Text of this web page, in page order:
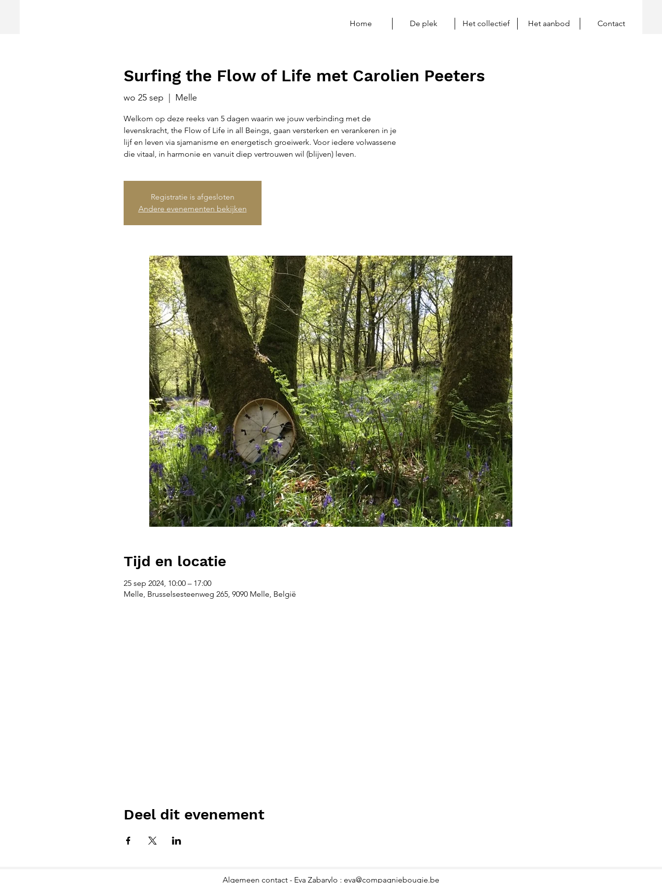
Home De plek Het collectief Het aanbod Contact
Surfing the Flow of Life met Carolien Peeters
wo 25 sep Melle
Welkom op deze reeks van 5 dagen waarin we jouw verbinding met de
levenskracht, the Flow of Life in all Beings, gaan versterken en verankeren in je
lijf en leven via sjamanisme en energetisch groeiwerk. Voor iedere volwassene
die vitaal, in harmonie en vanuit diep vertrouwen wil (blijven) leven.
Registratie is afgesloten
Andere evenementen bekijken
Tijd en locatie
25 sep 2024, 10:00 – 17:00
Melle, Brusselsesteenweg 265, 9090 Melle, België
Deel dit evenement
Algemeen contact - Eva Zabarylo : eva@compagniebougie.be